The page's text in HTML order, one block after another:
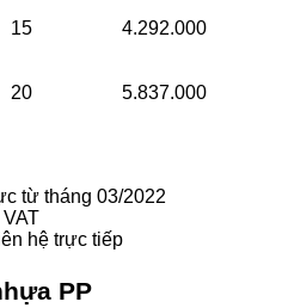
15 4.292.000
20 5.837.000
từ tháng 03/2022
hệ trực tiếp
PP